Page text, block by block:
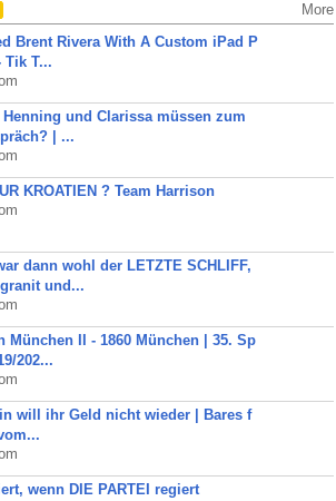
More
Brent Rivera With A Custom iPad P
Tik T...
Henning und Clarissa müssen zum
| ...
KROATIEN ? Team Harrison
dann wohl der LETZTE SCHLIFF,
und...
München II - 1860 München | 35. Sp
202...
will ihr Geld nicht wieder | Bares f
wenn DIE PARTEI regiert